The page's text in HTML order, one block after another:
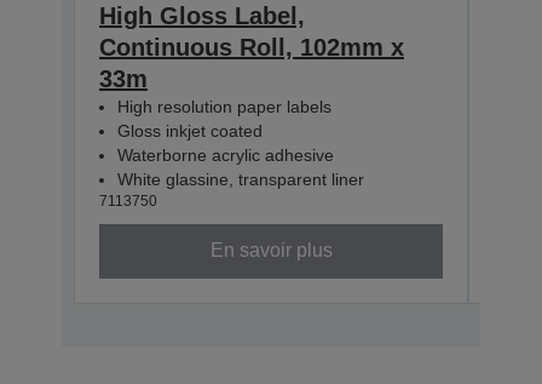
High Gloss Label,
Continuous Roll, 102mm x
33m
High resolution paper labels
Gloss inkjet coated
Waterborne acrylic adhesive
White glassine, transparent liner
7113750
En savoir plus